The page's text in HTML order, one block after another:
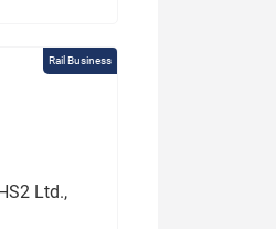
Rail Business
Ltd.,